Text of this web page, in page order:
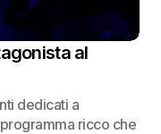
al
dedicati a
ricco che